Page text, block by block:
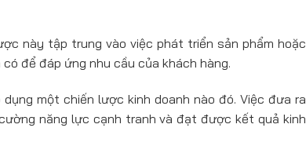
này tập trung vào việc phát triển sản phẩm hoặc
để đáp ứng nhu cầu của khách hàng.
một chiến lược kinh doanh nào đó. Việc đưa ra
năng lực cạnh tranh và đạt được kết quả kinh